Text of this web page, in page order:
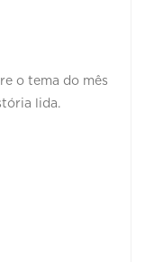
o tema do mês
lida.